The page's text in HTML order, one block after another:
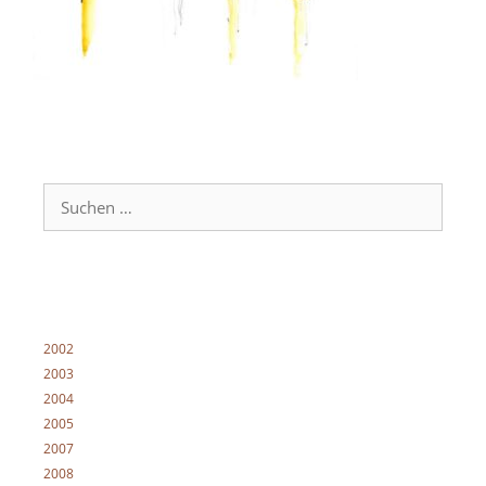
nach:
2002
2003
2004
2005
2007
2008